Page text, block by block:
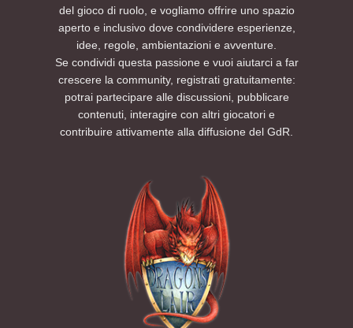
del gioco di ruolo, e vogliamo offrire uno spazio
aperto e inclusivo dove condividere esperienze,
idee, regole, ambientazioni e avventure.
Se condividi questa passione e vuoi aiutarci a far
crescere la community, registrati gratuitamente:
potrai partecipare alle discussioni, pubblicare
contenuti, interagire con altri giocatori e
contribuire attivamente alla diffusione del GdR.